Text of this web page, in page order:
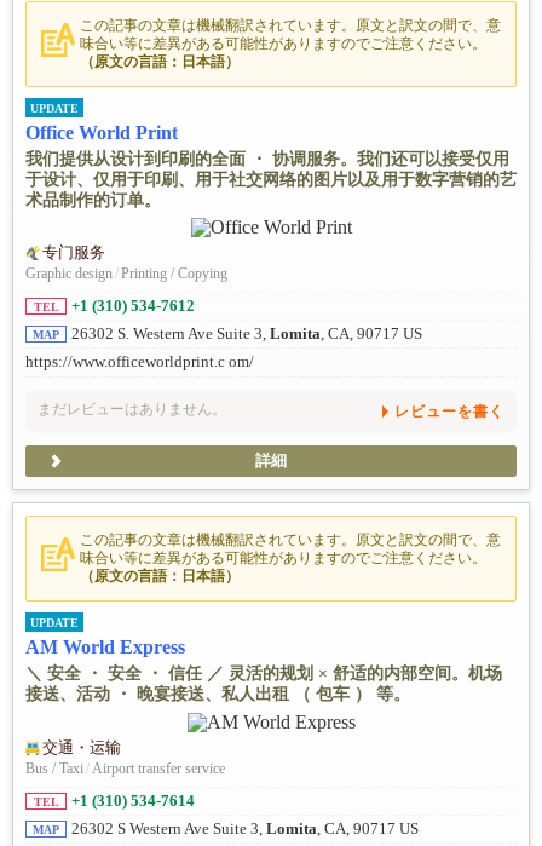
この記事の文章は機械翻訳されています。原文と訳文の間で、意
味合い等に差異がある可能性がありますのでご注意ください。
（原文の言語：日本語）
UPDATE
Office World Print
我们提供从设计到印刷的全面 ・ 协调服务。我们还可以接受仅用
于设计、仅用于印刷、用于社交网络的图片以及用于数字营销的艺
术品制作的订单。
专门服务
Graphic design/Printing / Copying
TEL +1 (310) 534-7612
MAP 26302 S. Western Ave Suite 3, Lomita, CA, 90717 US
https://www.officeworldprint.c om/
まだレビューはありません。 レビューを書く
詳細
この記事の文章は機械翻訳されています。原文と訳文の間で、意
味合い等に差異がある可能性がありますのでご注意ください。
（原文の言語：日本語）
UPDATE
AM World Express
＼ 安全 ・ 安全 ・ 信任 ／ 灵活的规划 × 舒适的内部空间。机场
接送、活动 ・ 晚宴接送、私人出租 （ 包车 ） 等。
交通・运输
Bus / Taxi / Airport transfer service
TEL +1 (310) 534-7614
MAP 26302 S Western Ave Suite 3, Lomita , CA, 90717 US